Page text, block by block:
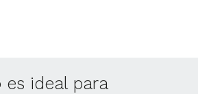
es ideal para